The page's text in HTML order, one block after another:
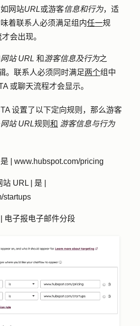
网站URL或游客信息和行为，适
着联系人必须满足组内任一规
会出现。
网站 URL 和 游客信息及行为之
。联系人必须同时满足两个组中
或聊天流程才会显示。
设置了以下定向规则，那么游客
网站 URL规则 和 游客信息与行为
| www.hubspot.com/pricing
站 URL | 是 |
startups
电子报电子邮件分段